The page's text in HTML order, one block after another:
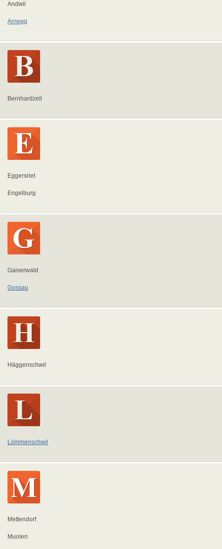
Andwil
Arnegg
Bernhardzell
Eggersriet
Engelburg
Gaiserwald
Gossau
Häggenschwil
Lömmenschwil
Mettendorf
Muolen